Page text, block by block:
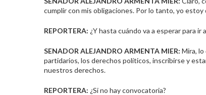
cumplir con mis obligaciones. Por lo tanto, yo
REPORTERA: ¿Y hasta cuándo va a esperar para ir
SENADOR ALEJANDRO ARMENTA MIER: Mira,
partidarios, los derechos políticos, inscribirse y
nuestros derechos.
REPORTERA: ¿Si no hay convocatoria?